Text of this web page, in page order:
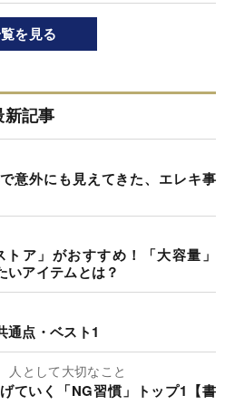
を見る
新記事
意外にも見えてきた、エレキ事
ア」がおすすめ！「大容量」
いアイテムとは？
通点・ベスト1
として大切なこと
ていく「NG習慣」トップ1【書